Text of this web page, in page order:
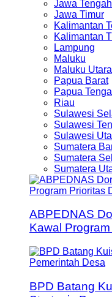
Jawa Tengah
Jawa Timur
Kalimantan
Kalimantan
Lampung
Maluku
Maluku Utara
Papua Barat
Papua
Riau
Sulawesi
Sulawesi
Sulawesi
Sumatera
Sumatera
Sumatera
ABPEDNAS
Kawal
BPD Batang